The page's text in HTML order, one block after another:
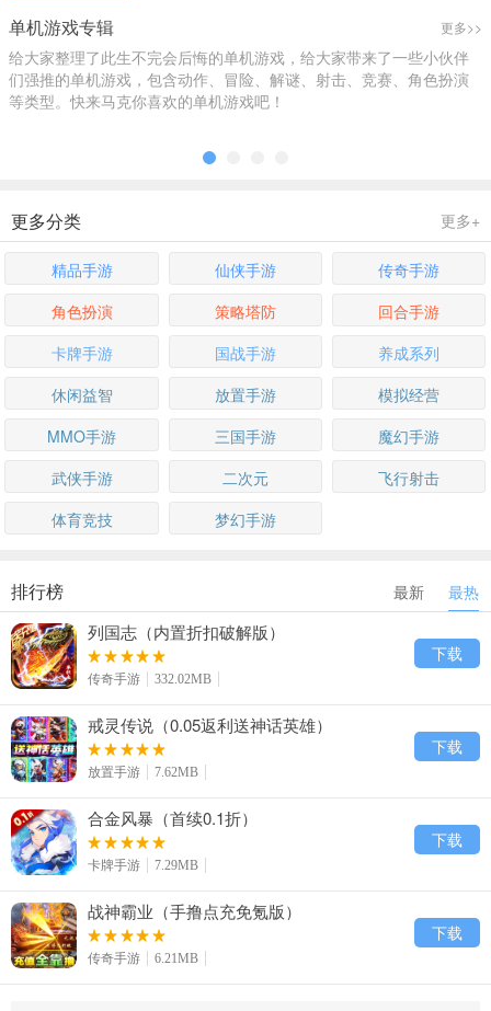
单机游戏专辑 更多>>
给大家整理了此生不完会后悔的单机游戏，给大家带来了一些小伙伴
们强推的单机游戏，包含动作、冒险、解谜、射击、竞赛、角色扮演
等类型。快来马克你喜欢的单机游戏吧！
更多+
更多分类
精品手游 仙侠手游
传奇手游
角色扮演
策略塔防
回合手游
卡牌手游
国战手游
养成系列
休闲益智
放置手游
模拟经营
MMO手游
三国手游
魔幻手游
武侠手游
二次元
飞行射击
体育竞技
梦幻手游
最新 最热
排行榜
列国志（内置折扣破解版）
传奇手游 332.02MB
下载
戒灵传说（0.05返利送神话英雄）
放置手游 7.62MB
下载
合金风暴（首续0.1折）
卡牌手游 7.29MB
下载
战神霸业（手撸点充免氪版）
传奇手游 6.21MB
下载